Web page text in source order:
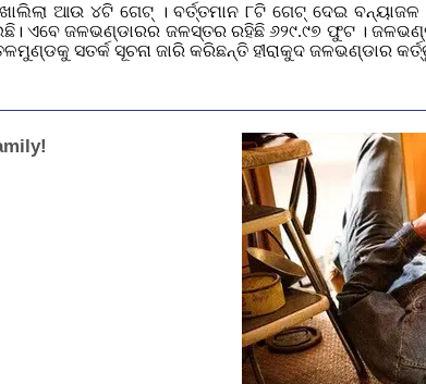
ଆଉ ୪ଟି ଗେଟ୍ । ବର୍ତ୍ତମାନ ୮ଟି ଗେଟ୍ ଦେଇ
ଏବେ ଜଳଭଣ୍ଡାରର ଜଳସ୍ତର ରହିଛି ୬୨୯.୯୭ ଫୁଟ ।
ସତର୍କ ସୂଚନା ଜାରି କରିଛନ୍ତି ହୀରାକୁଦ ଜଳଭଣ୍ଡାର